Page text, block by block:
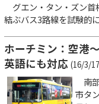
グエン・タン・ズン首
結ぶバス3路線を試験的
ホーチミン：空港
英語にも対応 (16/3/
南
市タ